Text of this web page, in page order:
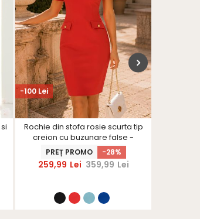
-100 Lei
Rochie din stofa rosie scurta tip
creion cu buzunare false -
StarShinerS
PREȚ PROMO -28%
259,99 Lei 359,99 Lei